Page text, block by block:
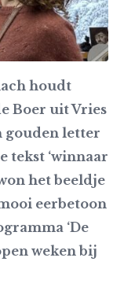
houdt
Boer uit Vries
gouden letter
tekst ‘winnaar
het beeldje
eerbetoon
‘De
weken bij